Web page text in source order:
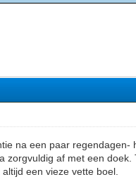
na een paar regendagen-
zorgvuldig af met een doek.
een vieze vette boel.